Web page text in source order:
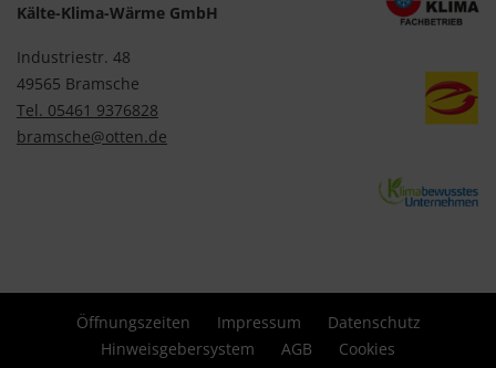
Kälte-Klima-Wärme GmbH
Industriestr. 48
49565 Bramsche
Tel. 05461 9376828
bramsche@otten.de
Öffnungszeiten Impressum
Datenschutz
Hinweisgebersystem
AGB Cookies